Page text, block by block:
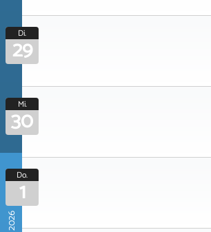
Di.
29
Mi.
30
Do.
1